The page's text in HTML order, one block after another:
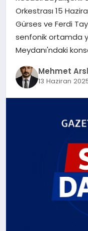
SAĞLIK
EĞITIM
DÜNYA
Orkestrası 15
Gürses ve Ferdi
senfonik ortamda
Meydanı'ndaki
Mehmet
13 Haziran